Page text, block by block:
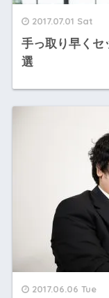
2017.07.01 Sat
手っ取り早くセ
選
2017.06.06 Tue